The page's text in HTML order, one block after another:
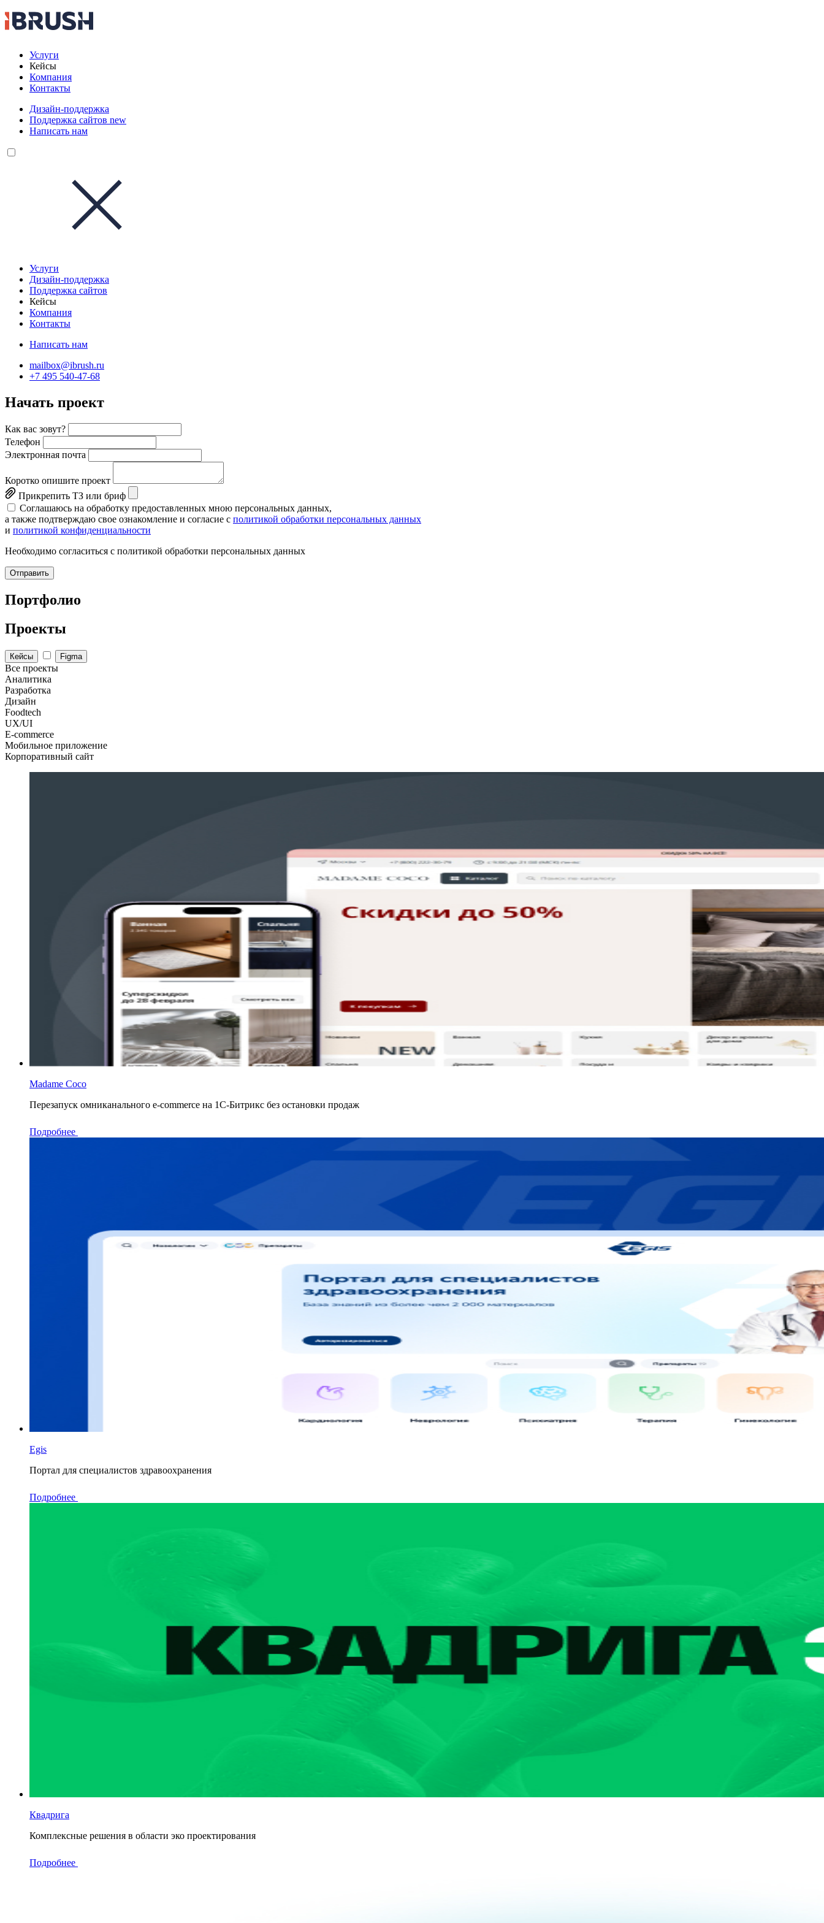
Услуги
Кейсы
Компания
Контакты
Дизайн-поддержка
Поддержка сайтов new
Написать нам
Услуги
Дизайн-поддержка
Поддержка сайтов
Кейсы
Компания
Контакты
Написать нам
mailbox@ibrush.ru
+7 495 540-47-68
Начать проект
Как вас зовут?
Телефон
Электронная почта
Коротко опишите проект
Прикрепить ТЗ или бриф
Соглашаюсь на обработку предоставленных мною персональных данных,
а также подтверждаю свое ознакомление и согласие с политикой обработки персональных данных
и политикой конфиденциальности
Необходимо согласиться с политикой обработки персональных данных
Отправить
Портфолио
Проекты
Кейсы Figma
Все проекты
Аналитика
Разработка
Дизайн
Foodtech
UX/UI
E-commerce
Мобильное приложение
Корпоративный сайт
Madame Coco
Перезапуск омниканального e-commerce на 1С-Битрикс без остановки продаж
Подробнее
Egis
Портал для специалистов здравоохранения
Подробнее
Квадрига
Комплексные решения в области эко проектирования
Подробнее